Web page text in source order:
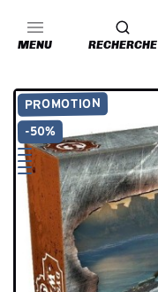
MENU RECHERCHE
PROMOTION
-50%